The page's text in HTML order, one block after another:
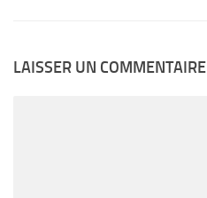
LAISSER UN COMMENTAIRE